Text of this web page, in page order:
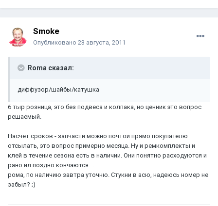
Smoke
Опубликовано 23 августа, 2011
Roma сказал:
диффузор/шайбы/катушка
6 тыр розница, это без подвеса и колпака, но ценник это вопрос
решаемый.
Насчет сроков - запчасти можно почтой прямо покупателю
отсылать, это вопрос примерно месяца. Ну и ремкомплекты и
клей в течение сезона есть в наличии. Они понятно расходуются и
рано ил поздно кончаются....
рома, по наличию завтра уточню. Стукни в асю, надеюсь номер не
забыл? ;)